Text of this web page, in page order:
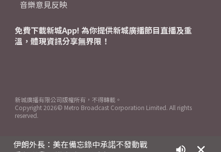
伊朗外長：美在備忘錄中承諾不發動戰
音樂意見反映
免費下載新城App! 為你提供新城廣播節目直播及重
溫，體現資訊分享無界限！
新城廣播有限公司版權所有，不得轉載。
Copyright 2026© Metro Broadcast Corporation Limited. All rights
reserved.